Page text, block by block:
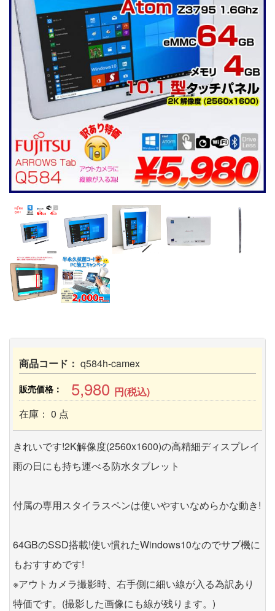
商品コード： q584h-camex
販売価格： 5,980 円(税込)
在庫： 0 点
きれいです!2K解像度(2560x1600)の高精細ディスプレイ
雨の日にも持ち運べる防水タブレット
付属の専用スタイラスペンは使いやすいなめらかな動き!
64GBのSSD搭載!使い慣れたWindows10なのでサブ機に
もおすすめです!
※アウトカメラ撮影時、右手側に細い線が入る為訳あり
特価です。(撮影した画像にも線が残ります。)